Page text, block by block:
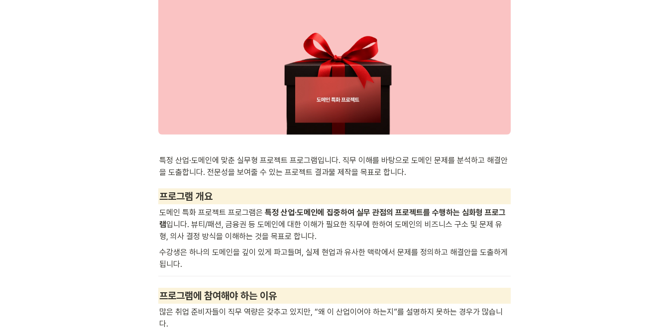
특정 산업·도메인에 맞춘 실무형 프로젝트 프로그램입니다. 직무 이해를 바탕으로 도메인 문제를 분석하고 해결안
을 도출합니다. 전문성을 보여줄 수 있는 프로젝트 결과물 제작을 목표로 합니다.
프로그램 개요
도메인 특화 프로젝트 프로그램은 특정 산업·도메인에 집중하여 실무 관점의 프로젝트를 수행하는 심화형 프로그
램입니다. 뷰티/패션, 금융권 등 도메인에 대한 이해가 필요한 직무에 한하여 도메인의 비즈니스 구소 및 문제 유
형, 의사 결정 방식을 이해하는 것을 목표로 합니다.
수강생은 하나의 도메인을 깊이 있게 파고들며, 실제 현업과 유사한 맥락에서 문제를 정의하고 해결안을 도출하게
됩니다.
프로그램에 참여해야 하는 이유
많은 취업 준비자들이 직무 역량은 갖추고 있지만, “왜 이 산업이어야 하는지”를 설명하지 못하는 경우가 많습니
다.